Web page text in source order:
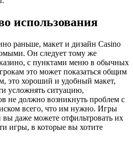
использования
раньше, макет и дизайн Casino
Он следует тому же
с пунктами меню в обычных
это может показаться общим
это хороший и удобный макет,
усложнять ситуацию,
не должно возникнуть проблем с
всего, что им нужно. Игры
вы даже можете отфильтровать их
игры, в которые вы хотите